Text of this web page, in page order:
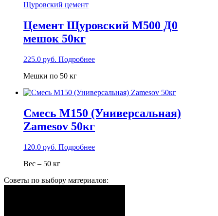
Щуровский цемент
Цемент Щуровский М500 Д0
мешок 50кг
225.0 руб. Подробнее
Мешки по 50 кг
Смесь М150 (Универсальная)
Zamesov 50кг
120.0 руб. Подробнее
Вес – 50 кг
Советы по выбору материалов: